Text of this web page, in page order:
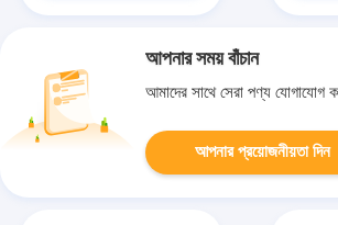
আপনার সময় বাঁচান
আমাদের সাথে সেরা পণ্য যোগাযোগ
আপনার প্রয়োজনীয়তা দিন